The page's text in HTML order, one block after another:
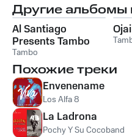
Другие альбомы
Al Santiago
Presents Tambo
Tambo
Похожие треки
Envenename
Los Alfa 8
La Ladrona
Pochy Y Su Cocoband